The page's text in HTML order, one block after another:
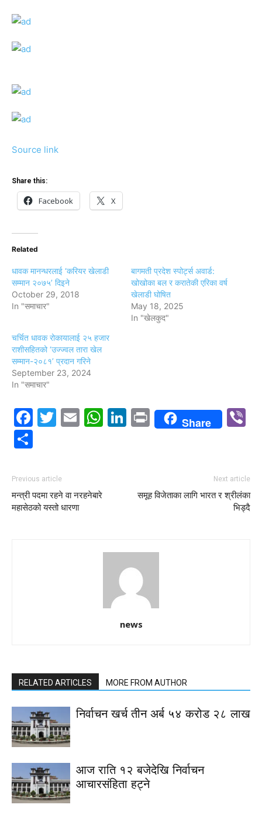
Source link
Share this:
Facebook X
Related
धावक मानन्धरलाई ‘करियर खेलाडी
सम्मान २०७५’ दिइने
October 29, 2018
In "समाचार"
बागमती प्रदेश स्पोर्ट्स अवार्ड:
खोखोका बल र करातेकी एरिका वर्ष
खेलाडी घोषित
May 18, 2025
In "खेलकुद"
चर्चित धावक रोकायालाई २५ हजार
राशीसहितको ‘उज्ज्वल तारा खेल
सम्मान-२०८१’ प्रदान गरिने
September 23, 2024
In "समाचार"
Facebook
Twitter
EmailWhatsApp
LinkedIn
PrintShare
Previous article
मन्त्री पदमा रहने वा नरहनेबारे
महासेठको यस्तो धारणा
Next article
समूह विजेताका लागि भारत र श्रीलंका
भिड्दै
news
RELATED ARTICLES MORE FROM AUTHOR
निर्वाचन खर्च तीन अर्ब ५४ करोड २८ लाख
आज राति १२ बजेदेखि निर्वाचन
आचारसंहिता हट्ने